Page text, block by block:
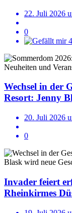
22. Juli 2026
0
4
Wechsel in der
Resort: Jenny
20. Juli 2026
0
Invader feiert
Rheinkirmes